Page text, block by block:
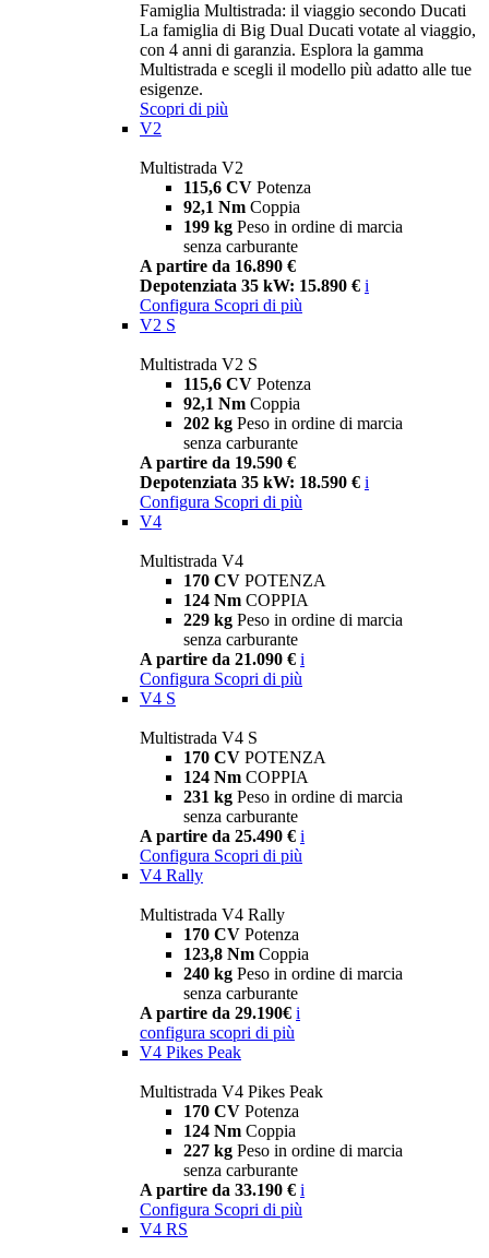
Famiglia Multistrada: il viaggio secondo Ducati
La famiglia di Big Dual Ducati votate al viaggio,
con 4 anni di garanzia. Esplora la gamma
Multistrada e scegli il modello più adatto alle tue
esigenze.
Scopri di più
V2
Multistrada V2
115,6 CV Potenza
92,1 Nm Coppia
199 kg Peso in ordine di marcia
senza carburante
A partire da 16.890 €
Depotenziata 35 kW: 15.890 € i
Configura Scopri di più
V2 S
Multistrada V2 S
115,6 CV Potenza
92,1 Nm Coppia
202 kg Peso in ordine di marcia
senza carburante
A partire da 19.590 €
Depotenziata 35 kW: 18.590 € i
Configura Scopri di più
V4
Multistrada V4
170 CV POTENZA
124 Nm COPPIA
229 kg Peso in ordine di marcia
senza carburante
A partire da 21.090 € i
Configura Scopri di più
V4 S
Multistrada V4 S
170 CV POTENZA
124 Nm COPPIA
231 kg Peso in ordine di marcia
senza carburante
A partire da 25.490 € i
Configura Scopri di più
V4 Rally
Multistrada V4 Rally
170 CV Potenza
123,8 Nm Coppia
240 kg Peso in ordine di marcia
senza carburante
A partire da 29.190€ i
configura scopri di più
V4 Pikes Peak
Multistrada V4 Pikes Peak
170 CV Potenza
124 Nm Coppia
227 kg Peso in ordine di marcia
senza carburante
A partire da 33.190 € i
Configura Scopri di più
V4 RS